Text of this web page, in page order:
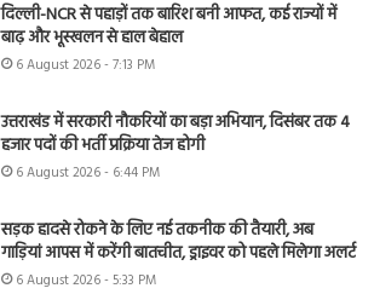
दिल्ली-NCR से पहाड़ों तक बारिश बनी आफत, कई राज्यों में
बाढ़ और भूस्खलन से हाल बेहाल
6 August 2026 - 7:13 PM
उत्तराखंड में सरकारी नौकरियों का बड़ा अभियान, दिसंबर तक 4
हजार पदों की भर्ती प्रक्रिया तेज होगी
6 August 2026 - 6:44 PM
सड़क हादसे रोकने के लिए नई तकनीक की तैयारी, अब
गाड़ियां आपस में करेंगी बातचीत, ड्राइवर को पहले मिलेगा अलर्ट
6 August 2026 - 5:33 PM